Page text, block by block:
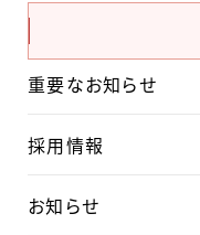
重要なお知らせ
採用情報
お知らせ